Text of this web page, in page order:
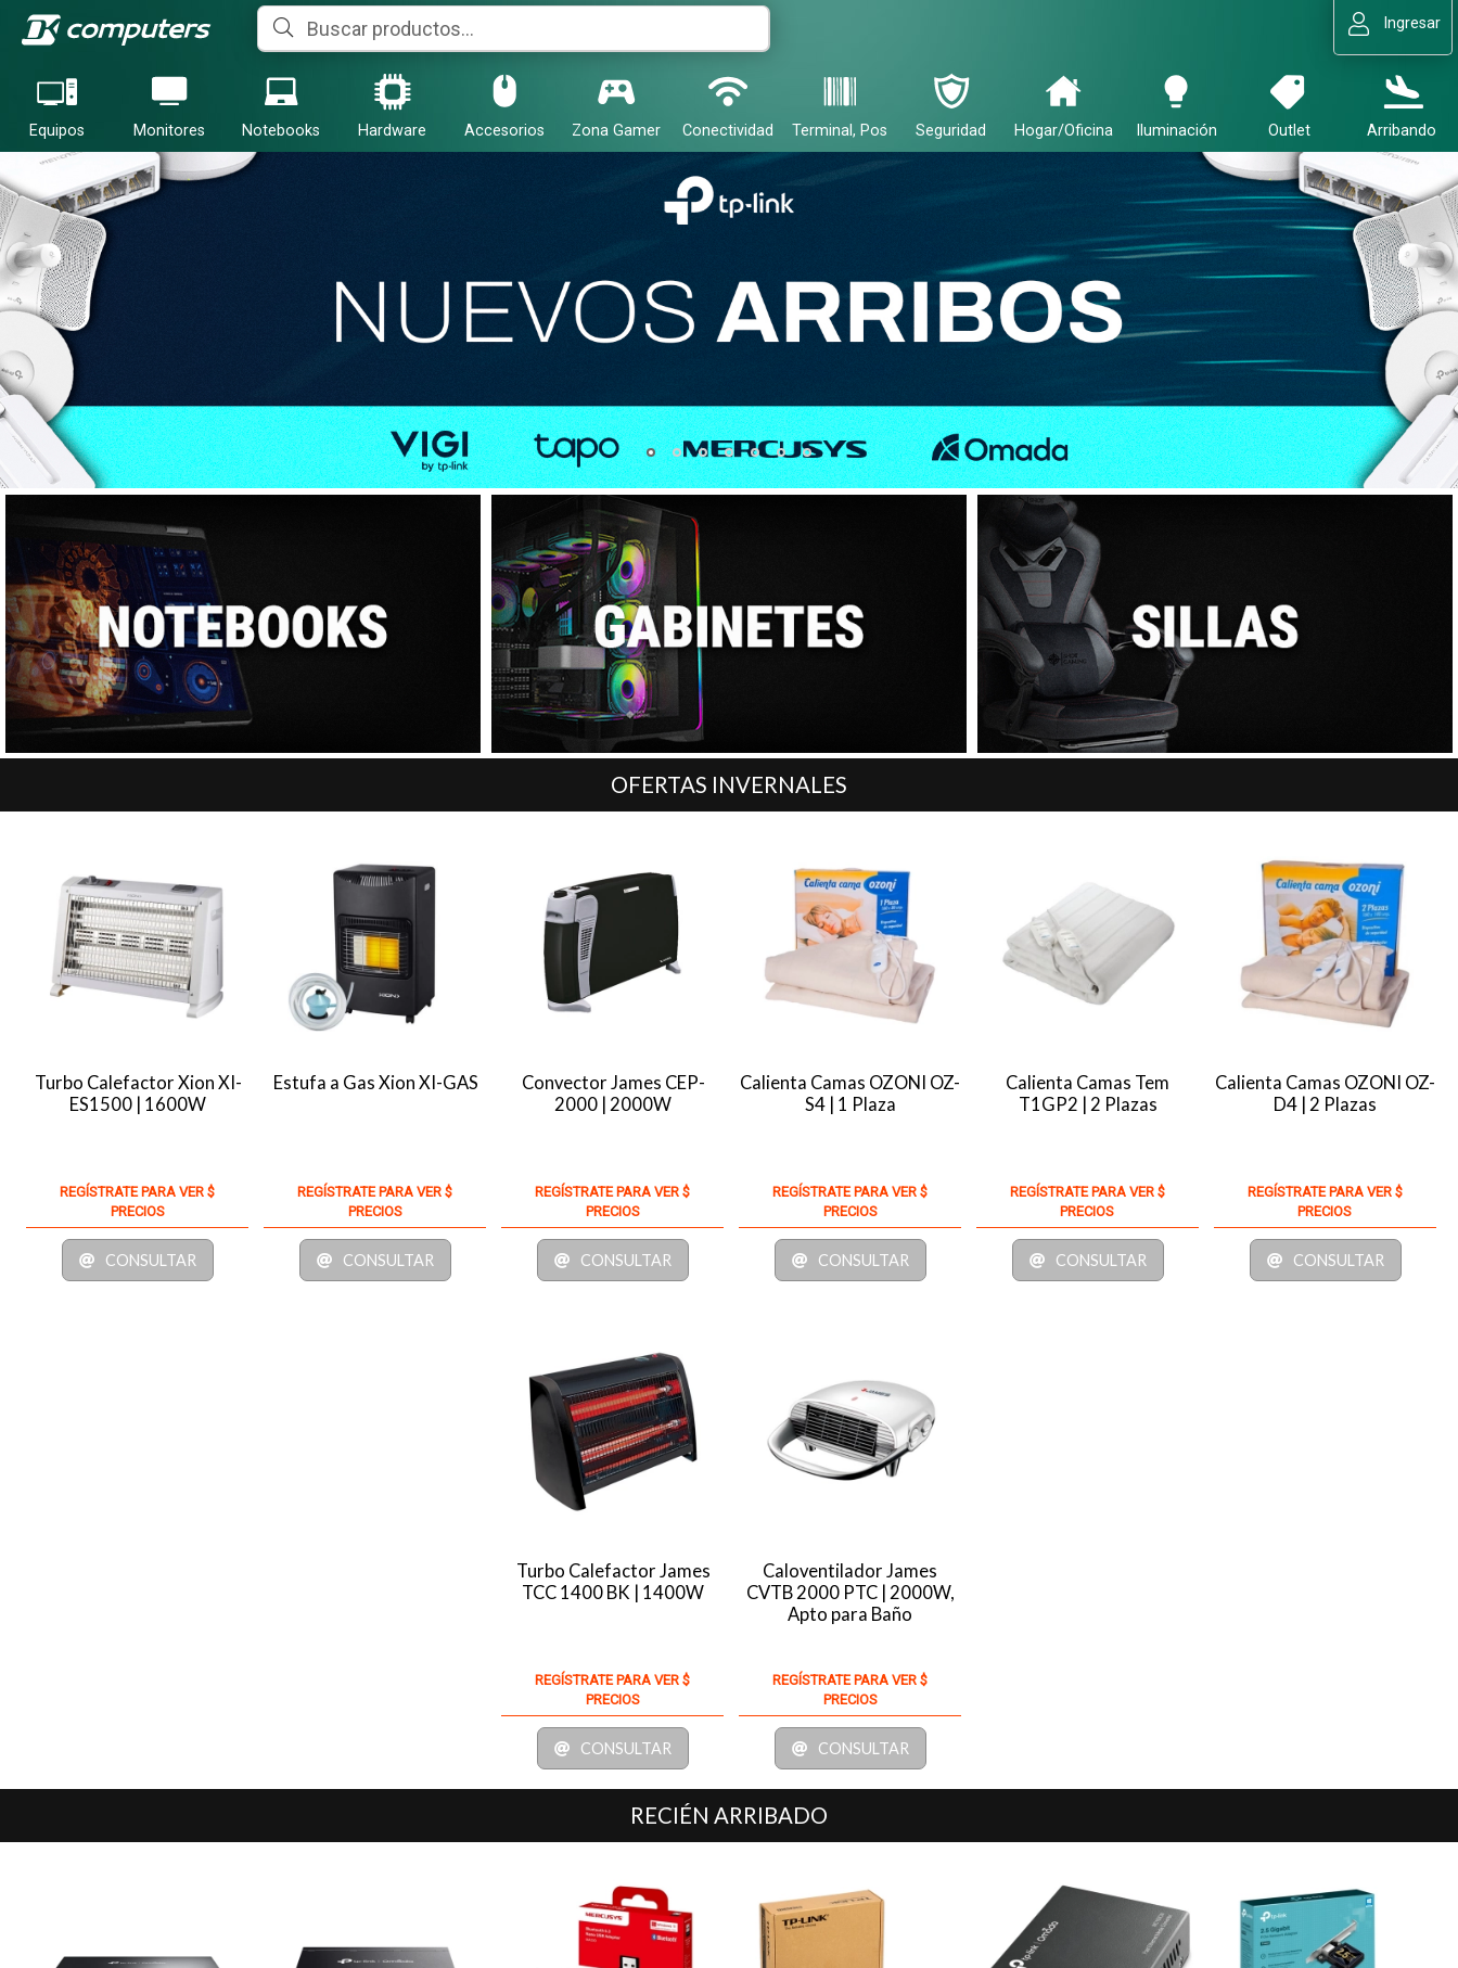
Ingresar
Equipos Monitores Notebooks Hardware Accesorios Zona Gamer Conectividad Terminal, Pos Seguridad Hogar/Oficina Iluminación Outlet Arribando
OFERTAS INVERNALES
Turbo Calefactor Xion XI-
ES1500 | 1600W
REGÍSTRATE PARA VER $
PRECIOS
CONSULTAR
Estufa a Gas Xion XI-GAS
REGÍSTRATE PARA VER $
PRECIOS
CONSULTAR
Convector James CEP-
2000 | 2000W
REGÍSTRATE PARA VER $
PRECIOS
CONSULTAR
Calienta Camas OZONI OZ-
S4 | 1 Plaza
REGÍSTRATE PARA VER $
PRECIOS
CONSULTAR
Calienta Camas Tem
T1GP2 | 2 Plazas
REGÍSTRATE PARA VER $
PRECIOS
CONSULTAR
Calienta Camas OZONI OZ-
D4 | 2 Plazas
REGÍSTRATE PARA VER $
PRECIOS
CONSULTAR
Turbo Calefactor James
TCC 1400 BK | 1400W
REGÍSTRATE PARA VER $
PRECIOS
CONSULTAR
Caloventilador James
CVTB 2000 PTC | 2000W,
Apto para Baño
REGÍSTRATE PARA VER $
PRECIOS
CONSULTAR
RECIÉN ARRIBADO